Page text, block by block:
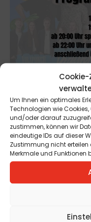
Um Ihnen ein optimales
Technologien wie
und/oder darauf
zustimmen, können wir
eindeutige IDs auf dieser
Zustimmung nicht erteilen
Merkmale und Funktionen